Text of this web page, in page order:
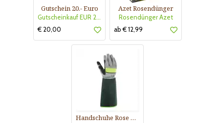
Gutschein 20.- Euro
Gutscheinkauf EUR 20.-
€ 20,00
Azet Rosendünger
Rosendünger Azet
ab € 12,99
Handschuhe Rose Buisson